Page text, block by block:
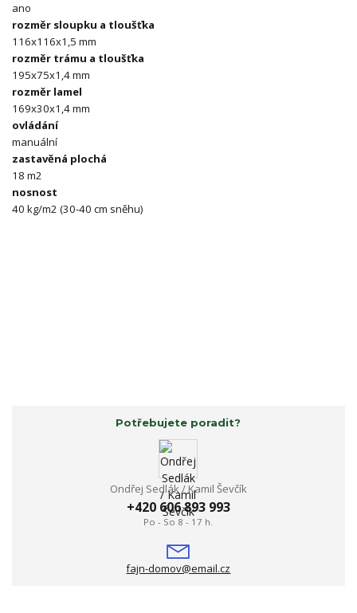
ano
rozměr sloupku a tloušťka
116x116x1,5 mm
rozměr trámu a tloušťka
195x75x1,4 mm
rozměr lamel
169x30x1,4 mm
ovládání
manuální
zastavěná plochá
18 m2
nosnost
40 kg/m2 (30-40 cm sněhu)
Potřebujete poradit?
Ondřej Sedlák / Kamil Ševčík
+420 606 893 993
Po - So 8 - 17 h.
fajn-domov@email.cz